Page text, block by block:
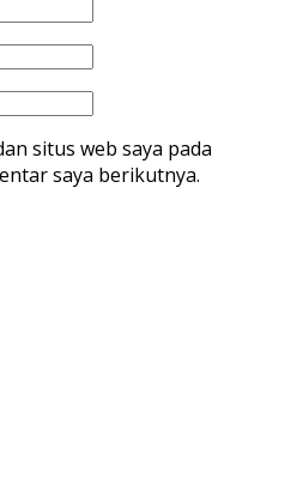
situs web saya pada
saya berikutnya.